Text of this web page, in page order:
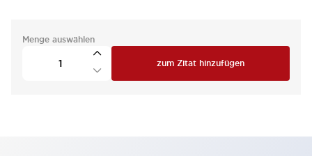
Menge auswählen
zum Zitat hinzufügen